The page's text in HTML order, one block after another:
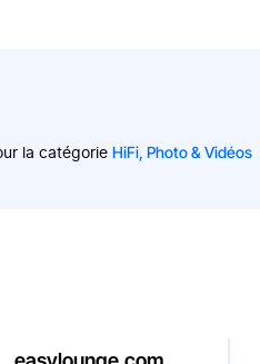
la catégorie HiFi, Photo & Vidéos